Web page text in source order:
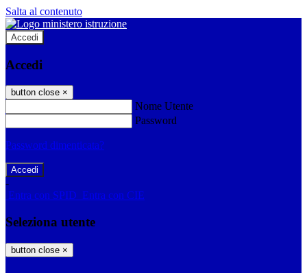
Salta al contenuto
Accedi
Accedi
button close ×
Nome Utente
Password
Password dimenticata?
-
Entra con SPID Entra con CIE
Seleziona utente
button close ×